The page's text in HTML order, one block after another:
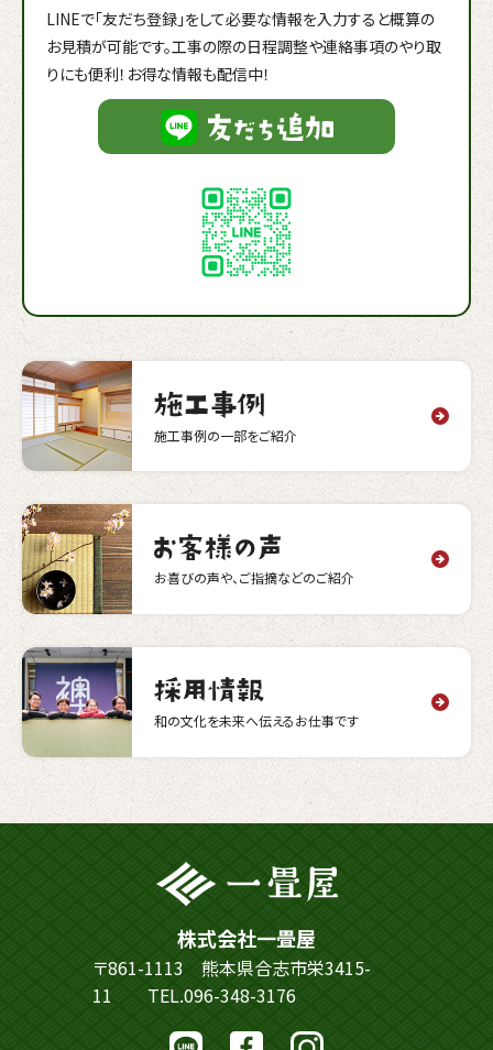
LINEで「友だち登録」をして必要な情報を入力すると概算の
お見積が可能です。工事の際の日程調整や連絡事項のやり取
りにも便利！お得な情報も配信中！
施工事例の一部をご紹介
お喜びの声や、ご指摘などのご紹介
和の文化を未来へ伝えるお仕事です
株式会社一畳屋
〒861-1113 熊本県合志市栄3415-
11 TEL.096-348-3176